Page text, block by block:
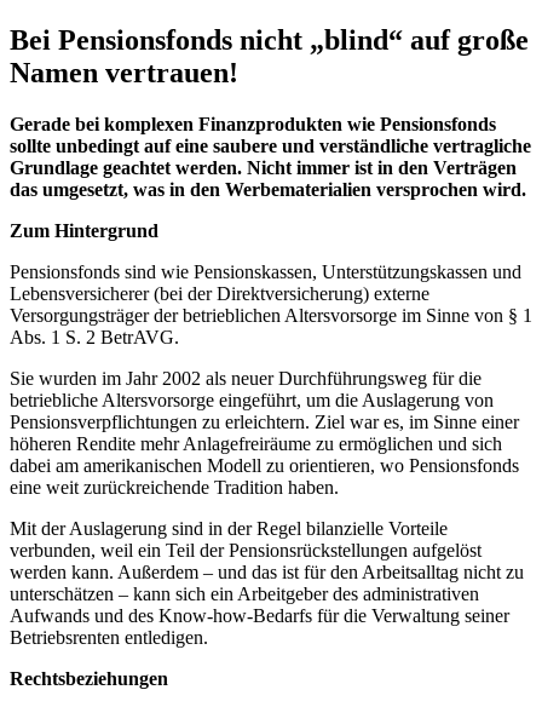
Bei Pensionsfonds nicht „blind“ auf große
Namen vertrauen!
Gerade bei komplexen Finanzprodukten wie Pensionsfonds
sollte unbedingt auf eine saubere und verständliche vertragliche
Grundlage geachtet werden. Nicht immer ist in den Verträgen
das umgesetzt, was in den Werbematerialien versprochen wird.
Zum Hintergrund
Pensionsfonds sind wie Pensionskassen, Unterstützungskassen und
Lebensversicherer (bei der Direktversicherung) externe
Versorgungsträger der betrieblichen Altersvorsorge im Sinne von § 1
Abs. 1 S. 2 BetrAVG.
Sie wurden im Jahr 2002 als neuer Durchführungsweg für die
betriebliche Altersvorsorge eingeführt, um die Auslagerung von
Pensionsverpflichtungen zu erleichtern. Ziel war es, im Sinne einer
höheren Rendite mehr Anlagefreiräume zu ermöglichen und sich
dabei am amerikanischen Modell zu orientieren, wo Pensionsfonds
eine weit zurückreichende Tradition haben.
Mit der Auslagerung sind in der Regel bilanzielle Vorteile
verbunden, weil ein Teil der Pensionsrückstellungen aufgelöst
werden kann. Außerdem – und das ist für den Arbeitsalltag nicht zu
unterschätzen – kann sich ein Arbeitgeber des administrativen
Aufwands und des Know-how-Bedarfs für die Verwaltung seiner
Betriebsrenten entledigen.
Rechtsbeziehungen